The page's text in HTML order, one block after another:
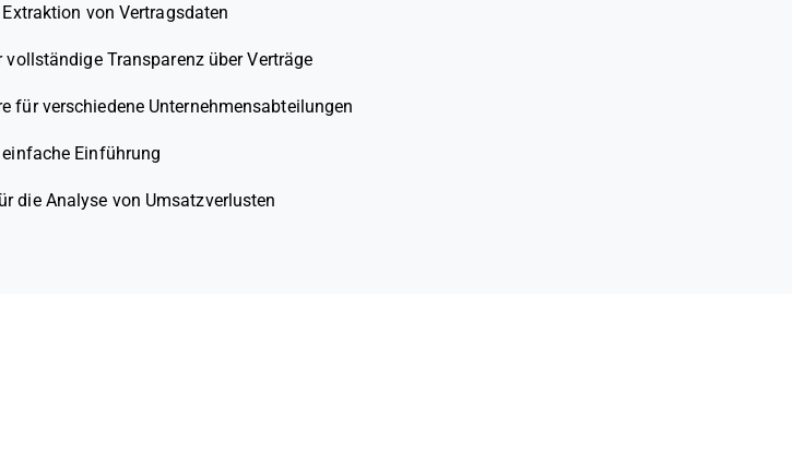
von Vertragsdaten
Transparenz über Verträge
für verschiedene Unternehmensabteilungen
Einführung
die Analyse von Umsatzverlusten